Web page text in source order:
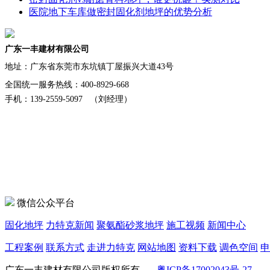
医院地下车库做密封固化剂地坪的优势分析
广东一丰建材有限公司
地址： 广东省东莞市东坑镇丁屋振兴大道43号
全国统一服务热线：400-8929-668
手机：139-2559-5097 （刘经理）
微信公众平台
固化地坪 力特克新闻 聚氨酯砂浆地坪 施工视频 新闻中心
工程案例 联系方式 走进力特克 网站地图 资料下载 调色空间